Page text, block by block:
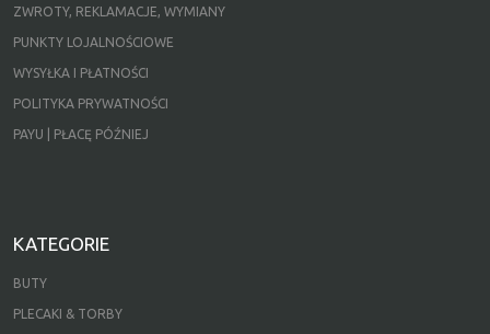
ZWROTY, REKLAMACJE, WYMIANY
PUNKTY LOJALNOŚCIOWE
WYSYŁKA I PŁATNOŚCI
POLITYKA PRYWATNOŚCI
PAYU | PŁACĘ PÓŹNIEJ
KATEGORIE
BUTY
PLECAKI & TORBY